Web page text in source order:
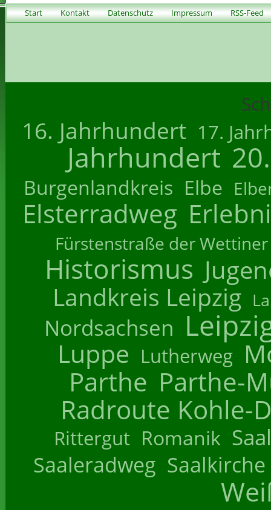
Start Kontakt Datenschutz Impressum RSS-Feed
16. Jahrhundert 17.
Jahrhundert
Burgenlandkreis Elbe
Elsterradweg
Fürstenstraße der Wettiner
Historismus
Landkreis Leipzig
Nordsachsen
Luppe Lutherweg
Parthe Parthe-
Radroute Kohle-
Rittergut Romanik
Saaleradweg Saalkirche